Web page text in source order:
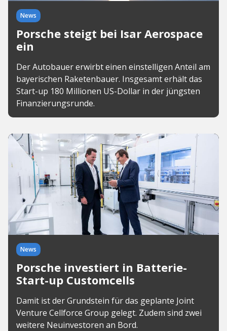
News
Porsche steigt bei Isar Aerospace
ein
Der Autobauer erwirbt einen einstelligen Anteil am
bayerischen Raketenbauer. Insgesamt erhält das
Start-up 180 Millionen US-Dollar in der jüngsten
Finanzierungsrunde.
News
Porsche investiert in Batterie-
Start-up Customcells
Damit ist der Grundstein für das geplante Joint
Venture Cellforce Group gelegt. Zudem sind zwei
weitere Neuinvestoren an Bord.